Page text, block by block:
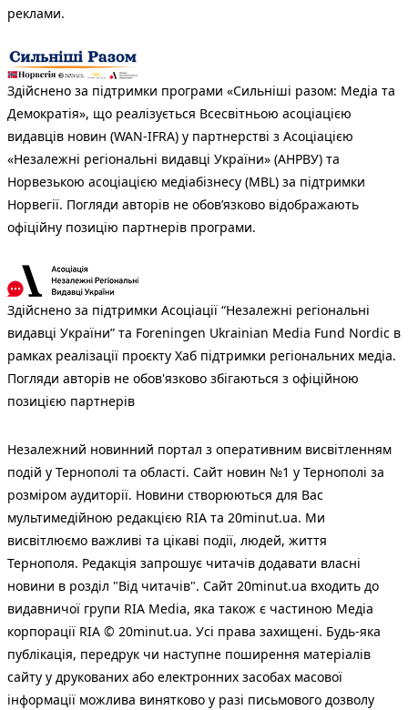
реклами.
Здійснено за підтримки програми «Сильніші разом: Медіа та
Демократія», що реалізується Всесвітньою асоціацією
видавців новин (WAN-IFRA) у партнерстві з Асоціацією
«Незалежні регіональні видавці України» (АНРВУ) та
Норвезькою асоціацією медіабізнесу (MBL) за підтримки
Норвегії. Погляди авторів не обов’язково відображають
офіційну позицію партнерів програми.
Здійснено за підтримки Асоціації “Незалежні регіональні
видавці України” та Foreningen Ukrainian Media Fund Nordic в
рамках реалізації проєкту Хаб підтримки регіональних медіа.
Погляди авторів не обов'язково збігаються з офіційною
позицією партнерів
Незалежний новинний портал з оперативним висвітленням
подій у Тернополі та області. Сайт новин №1 у Тернополі за
розміром аудиторії. Новини створюються для Вас
мультимедійною редакцією RIA та 20minut.ua. Ми
висвітлюємо важливі та цікаві події, людей, життя
Тернополя. Редакція запрошує читачів додавати власні
новини в розділ "Від читачів". Сайт 20minut.ua входить до
видавничої групи RIA Media, яка також є частиною Медіа
корпорації RIA © 20minut.ua. Усі права захищені. Будь-яка
публiкацiя, передрук чи наступне поширення матеріалів
сайту у друкованих або електронних засобах масової
інформації можлива винятково у разі письмового дозволу